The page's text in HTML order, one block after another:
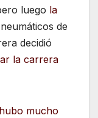
luego la
de
decidió
la carrera
mucho